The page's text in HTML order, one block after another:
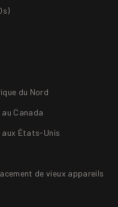
du Nord
Canada
aux États-Unis
de vieux appareils